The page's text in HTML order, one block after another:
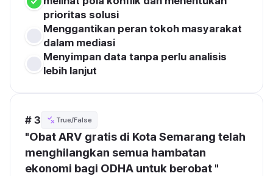
prioritas solusi
Menggantikan peran tokoh masyarakat
dalam mediasi
Menyimpan data tanpa perlu analisis
lebih lanjut
# 3 True/False
"Obat ARV gratis di Kota Semarang telah
menghilangkan semua hambatan
ekonomi bagi ODHA untuk berobat "